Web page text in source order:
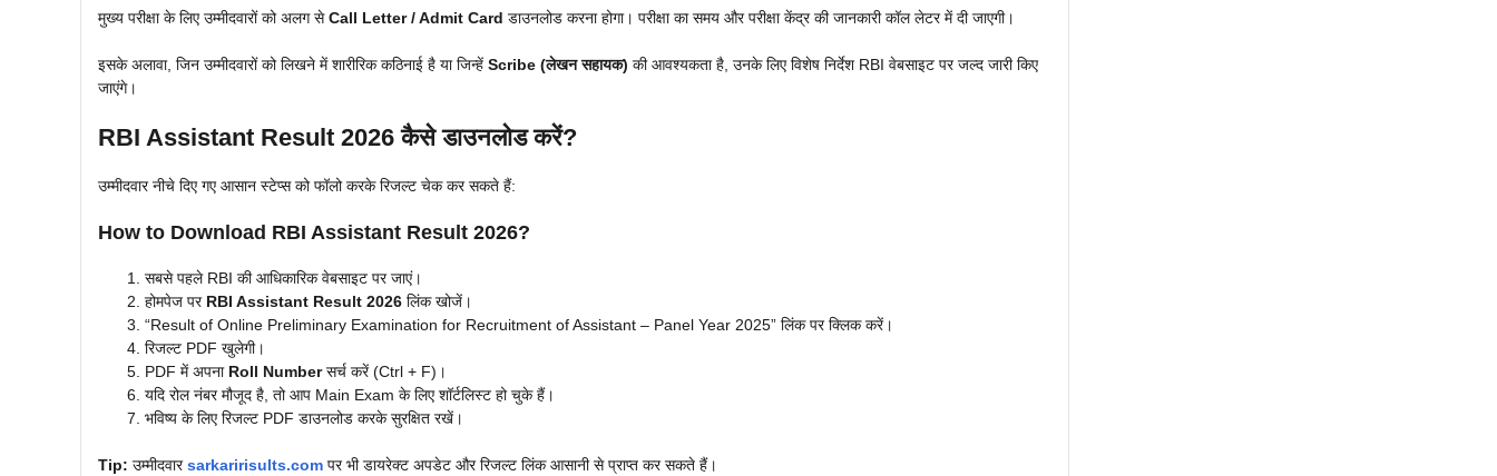
मुख्य परीक्षा के लिए उम्मीदवारों को अलग सेCall Letter / Admit Card डाउनलोड करना होगा। परीक्षा का समय और परीक्षा केंद्र की जानकारी कॉल लेटर में दी जाएगी।
इसके अलावा, जिन उम्मीदवारों को लिखने में शारीरिक कठिनाई है या जिन्हें Scribe (लेखन सहायक) की आवश्यकता है, उनके लिए विशेष निर्देश RBI वेबसाइट पर जल्द जारी किए
जाएंगे।
RBI Assistant Result 2026 कैसे डाउनलोड करें?
उम्मीदवार नीचे दिए गए आसान स्टेप्स को फॉलो करके रिजल्ट चेक कर सकते हैं:
How to Download RBI Assistant Result 2026?
सबसे पहले RBI की आधिकारिक वेबसाइट पर जाएं।
होमपेज पर RBI Assistant Result 2026 लिंक खोजें।
“Result of Online Preliminary Examination for Recruitment of Assistant – Panel Year 2025” लिंक पर क्लिक करें।
रिजल्ट PDF खुलेगी।
PDF में अपना Roll Numberसर्च करें (Ctrl + F)।
यदि रोल नंबर मौजूद है, तो आप Main Exam के लिए शॉर्टलिस्ट हो चुके हैं।
भविष्य के लिए रिजल्ट PDF डाउनलोड करके सुरक्षित रखें।
Tip: उम्मीदवारsarkaririsults.com पर भी डायरेक्ट अपडेट और रिजल्ट लिंक आसानी से प्राप्त कर सकते हैं।